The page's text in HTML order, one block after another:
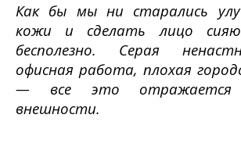
Как бы мы ни старались улучшить цвет
кожи и сделать лицо
бесполезно. Серая
офисная работа, плохая
— все это
внешности.